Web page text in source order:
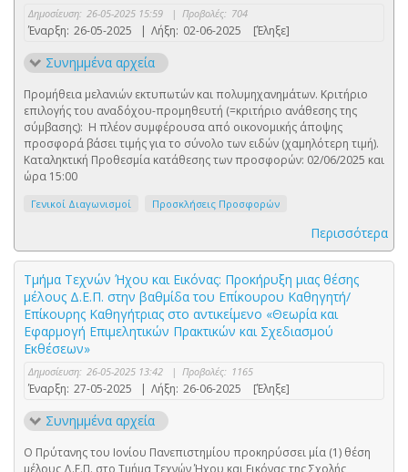
Δημοσίευση: 26-05-2025 15:59 | Προβολές: 704
Έναρξη: 26-05-2025 | Λήξη: 02-06-2025 [Έληξε]
Συνημμένα αρχεία
Προμήθεια μελανιών εκτυπωτών και πολυμηχανημάτων. Κριτήριο
επιλογής του αναδόχου-προμηθευτή (=κριτήριο ανάθεσης της
σύμβασης): Η πλέον συμφέρουσα από οικονομικής άποψης
προσφορά βάσει τιμής για το σύνολο των ειδών (χαμηλότερη τιμή).
Καταληκτική Προθεσμία κατάθεσης των προσφορών: 02/06/2025 και
ώρα 15:00
Γενικοί Διαγωνισμοί Προσκλήσεις Προσφορών
Περισσότερα
Τμήμα Τεχνών Ήχου και Εικόνας: Προκήρυξη μιας θέσης
μέλους Δ.Ε.Π. στην βαθμίδα του Eπίκουρου Καθηγητή/
Επίκουρης Καθηγήτριας στο αντικείμενο «Θεωρία και
Εφαρμογή Επιμελητικών Πρακτικών και Σχεδιασμού
Εκθέσεων»
Δημοσίευση: 26-05-2025 13:42 | Προβολές: 1165
Έναρξη: 27-05-2025 | Λήξη: 26-06-2025 [Έληξε]
Συνημμένα αρχεία
Ο Πρύτανης του Ιονίου Πανεπιστημίου προκηρύσσει μία (1) θέση
μέλους Δ.Ε.Π. στο Τμήμα Τεχνών Ήχου και Εικόνας της Σχολής